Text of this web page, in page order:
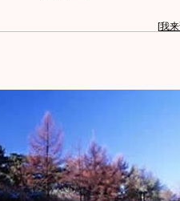
[我